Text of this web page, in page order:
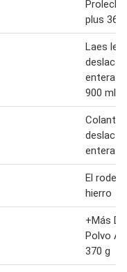
plus 360
Laes
entera
900 ml
Colanta
entera
El rodeo
hierro
+Más
Polvo
370 g